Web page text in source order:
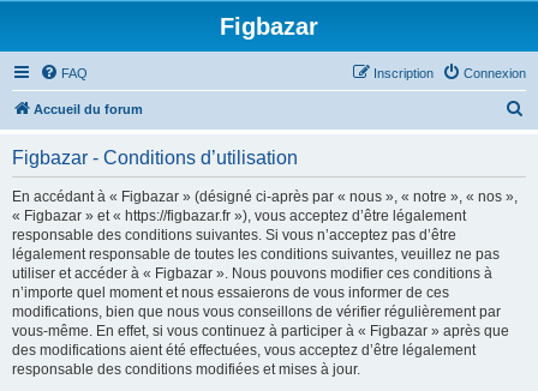
Figbazar
FAQ Connexion
Inscription
Accueil du forum
Figbazar - Conditions d’utilisation
En accédant à « Figbazar » (désigné ci-après par « nous », « notre », « nos »,
« Figbazar » et « https://figbazar.fr »), vous acceptez d’être légalement
responsable des conditions suivantes. Si vous n’acceptez pas d’être
légalement responsable de toutes les conditions suivantes, veuillez ne pas
utiliser et accéder à « Figbazar ». Nous pouvons modifier ces conditions à
n’importe quel moment et nous essaierons de vous informer de ces
modifications, bien que nous vous conseillons de vérifier régulièrement par
vous-même. En effet, si vous continuez à participer à « Figbazar » après que
des modifications aient été effectuées, vous acceptez d’être légalement
responsable des conditions modifiées et mises à jour.